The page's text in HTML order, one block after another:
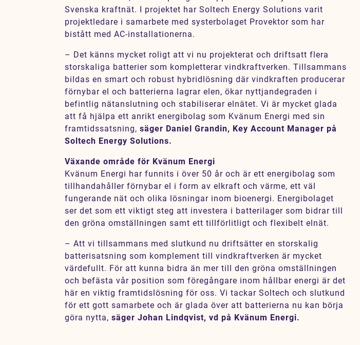
Svenska kraftnät. I projektet har Soltech Energy Solutions varit
projektledare i samarbete med systerbolaget Provektor som har
bistått med AC-installationerna.
– Det känns mycket roligt att vi nu projekterat och driftsatt flera
storskaliga batterier som kompletterar vindkraftverken. Tillsammans
bildas en smart och robust hybridlösning där vindkraften producerar
förnybar el och batterierna lagrar elen, ökar nyttjandegraden i
befintlig nätanslutning och stabiliserar elnätet. Vi är mycket glada
att få hjälpa ett anrikt energibolag som Kvänum Energi med sin
framtidssatsning, säger Daniel Grandin, Key Account Manager på
Soltech Energy Solutions.
Växande område för Kvänum Energi
Kvänum Energi har funnits i över 50 år och är ett energibolag som
tillhandahåller förnybar el i form av elkraft och värme, ett väl
fungerande nät och olika lösningar inom bioenergi. Energibolaget
ser det som ett viktigt steg att investera i batterilager som bidrar till
den gröna omställningen samt ett tillförlitligt och flexibelt elnät.
– Att vi tillsammans med slutkund nu driftsätter en storskalig
batterisatsning som komplement till vindkraftverken är mycket
värdefullt. För att kunna bidra än mer till den gröna omställningen
och befästa vår position som föregångare inom hållbar energi är det
här en viktig framtidslösning för oss. Vi tackar Soltech och slutkund
för ett gott samarbete och är glada över att batterierna nu kan börja
göra nytta, säger Johan Lindqvist, vd på Kvänum Energi.